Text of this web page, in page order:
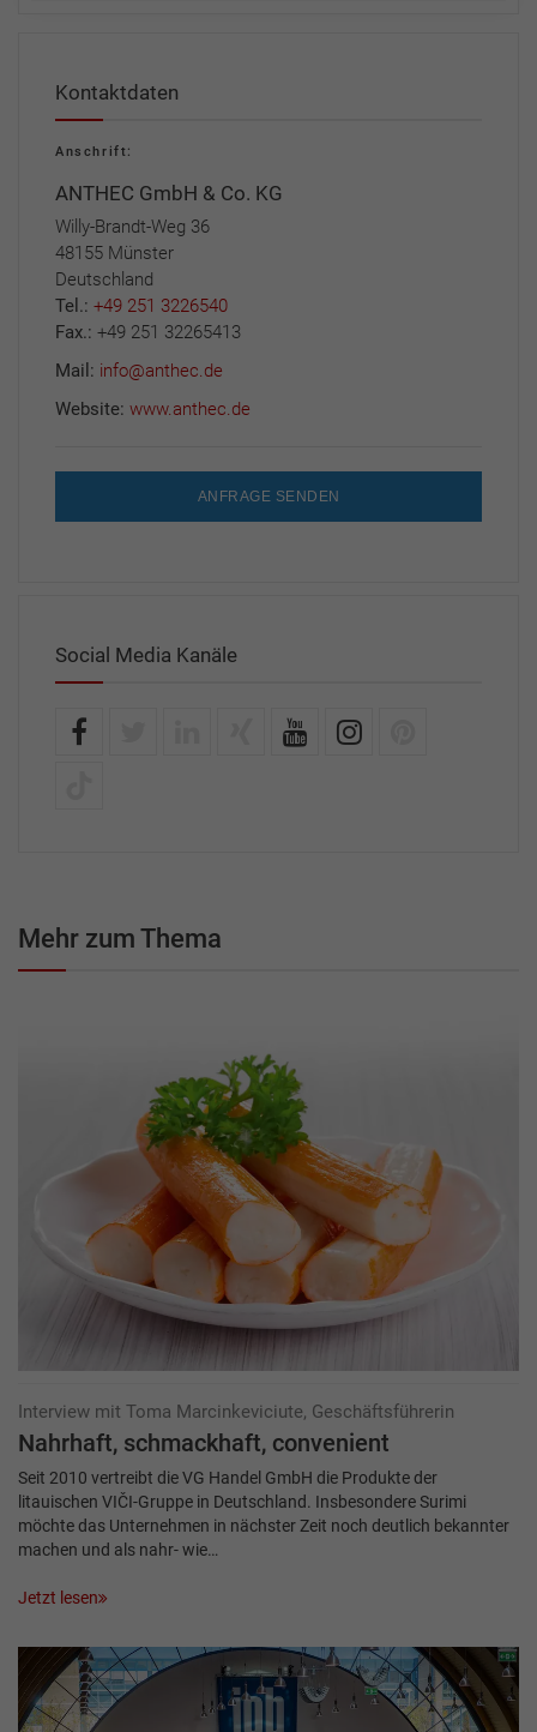
Kontaktdaten
Anschrift:
ANTHEC GmbH & Co. KG
Willy-Brandt-Weg 36
48155 Münster
Deutschland
Tel.: +49 251 3226540
Fax.: +49 251 32265413
Mail: info@anthec.de
Website: www.anthec.de
ANFRAGE SENDEN
Social Media Kanäle
Mehr zum Thema
Interview mit Toma Marcinkeviciute, Geschäftsführerin
Nahrhaft, schmackhaft, convenient
Seit 2010 vertreibt die VG Handel GmbH die Produkte der
litauischen VIČI-Gruppe in Deutschland. Insbesondere Surimi
möchte das Unternehmen in nächster Zeit noch deutlich bekannter
machen und als nahr- wie…
Jetzt lesen